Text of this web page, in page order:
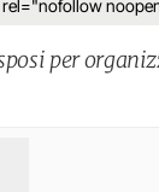
per